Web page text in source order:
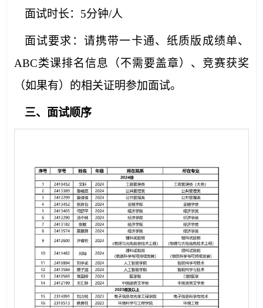
面试时长：5分钟/人
面试要求：请携带一卡通、纸质版成绩单、
ABC类课排名信息（不需要盖章）、竞赛获奖
（如果有）的相关证明参加面试。
三、面试顺序